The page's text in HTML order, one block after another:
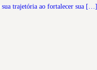
sua trajetória ao fortalecer sua […]